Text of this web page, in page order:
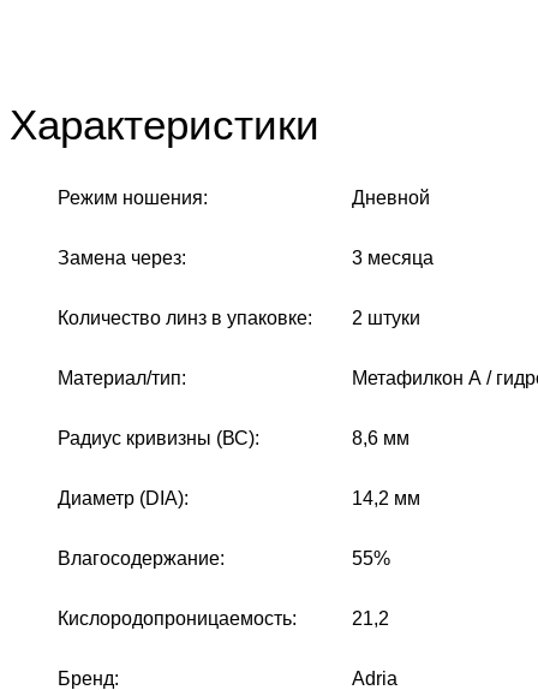
Характеристики
Режим ношения: Дневной
Замена через: 3 месяца
Количество линз в упаковке: 2 штуки
Материал/тип: Метафилкон А /
Радиус кривизны (ВС): 8,6 мм
Диаметр (DIA): 14,2 мм
Влагосодержание: 55%
Кислородопроницаемость: 21,2
Бренд: Adria